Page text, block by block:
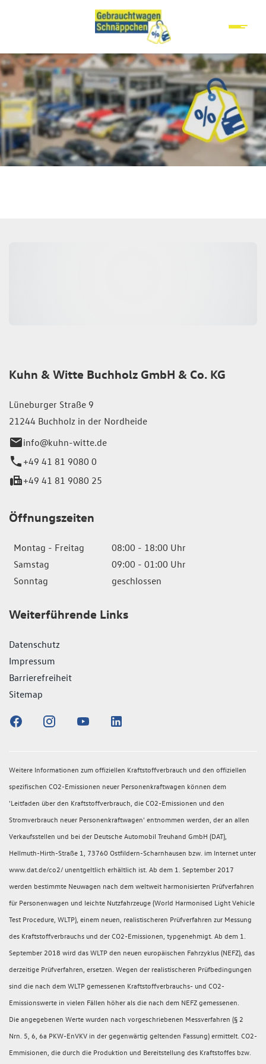
Kuhn & Witte Buchholz GmbH & Co. KG
Lüneburger Straße 9
21244 Buchholz in der Nordheide
info@kuhn-witte.de
+49 41 81 9080 0
+49 41 81 9080 25
Öffnungszeiten
Montag - Freitag
08:00 - 18:00 Uhr
Samstag
09:00 - 01:00 Uhr
Sonntag
geschlossen
Weiterführende Links
Datenschutz
Impressum
Barrierefreiheit
Sitemap
Weitere Informationen zum offiziellen Kraftstoffverbrauch und den offiziellen
spezifischen CO2-Emissionen neuer Personenkraftwagen können dem
'Leitfaden über den Kraftstoffverbrauch, die CO2-Emissionen und den
Stromverbrauch neuer Personenkraftwagen' entnommen werden, der an allen
Verkaufsstellen und bei der Deutsche Automobil Treuhand GmbH (DAT),
Hellmuth-Hirth-Straße 1, 73760 Ostfildern-Scharnhausen bzw. im Internet unter
www.dat.de/co2/ unentgeltlich erhältlich ist. Ab dem 1. September 2017
werden bestimmte Neuwagen nach dem weltweit harmonisierten Prüfverfahren
für Personenwagen und leichte Nutzfahrzeuge (World Harmonised Light Vehicle
Test Procedure, WLTP), einem neuen, realistischeren Prüfverfahren zur Messung
des Kraftstoffverbrauchs und der CO2-Emissionen, typgenehmigt. Ab dem 1.
September 2018 wird das WLTP den neuen europäischen Fahrzyklus (NEFZ), das
derzeitige Prüfverfahren, ersetzen. Wegen der realistischeren Prüfbedingungen
sind die nach dem WLTP gemessenen Kraftstoffverbrauchs- und CO2-
Emissionswerte in vielen Fällen höher als die nach dem NEFZ gemessenen.
Die angegebenen Werte wurden nach vorgeschriebenen Messverfahren (§ 2
Nrn. 5, 6, 6a PKW-EnVKV in der gegenwärtig geltenden Fassung) ermittelt. CO2-
Emmisionen, die durch die Produktion und Bereitstellung des Kraftstoffes bzw.